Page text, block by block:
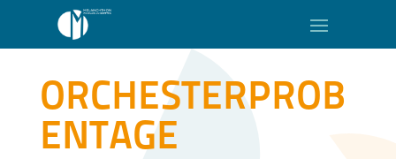
ORCHESTERPROB
ENTAGE